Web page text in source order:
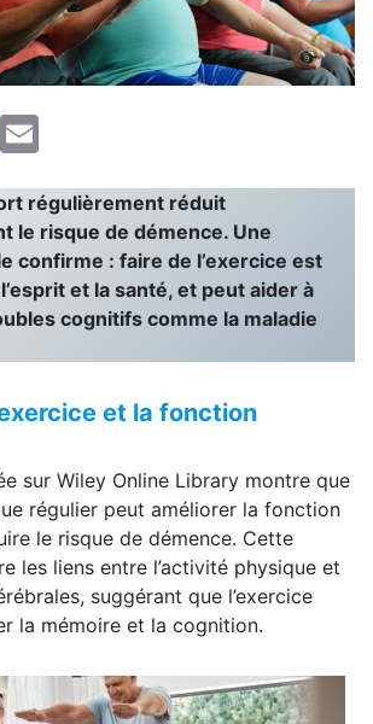
LinkedIn
régulièrement réduit
le risque de démence. Une
confirme : faire de l’exercice est
et la santé, et peut aider à
cognitifs comme la maladie
et la fonction
sur Wiley Online Library montre que
régulier peut améliorer la fonction
le risque de démence. Cette
les liens entre l’activité physique et
suggérant que l’exercice
la mémoire et la cognition.